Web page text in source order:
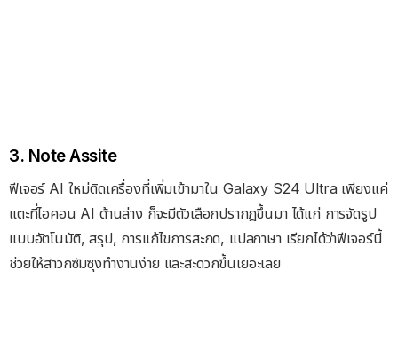
3. Note Assite
ฟีเจอร์ AI ใหม่ติดเครื่องที่เพิ่มเข้ามาใน Galaxy S24 Ultra เพียงแค่
แตะที่ไอคอน AI ด้านล่าง ก็จะมีตัวเลือกปรากฎขึ้นมา ได้แก่ การจัดรูป
แบบอัตโนมัติ, สรุป, การแก้ไขการสะกด, แปลภาษา เรียกได้ว่าฟีเจอร์นี้
ช่วยให้สาวกซัมซุงทำงานง่าย และสะดวกขึ้นเยอะเลย